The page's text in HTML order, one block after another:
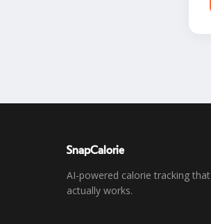
SnapCalorie
AI-powered calorie tracking that
actually works.